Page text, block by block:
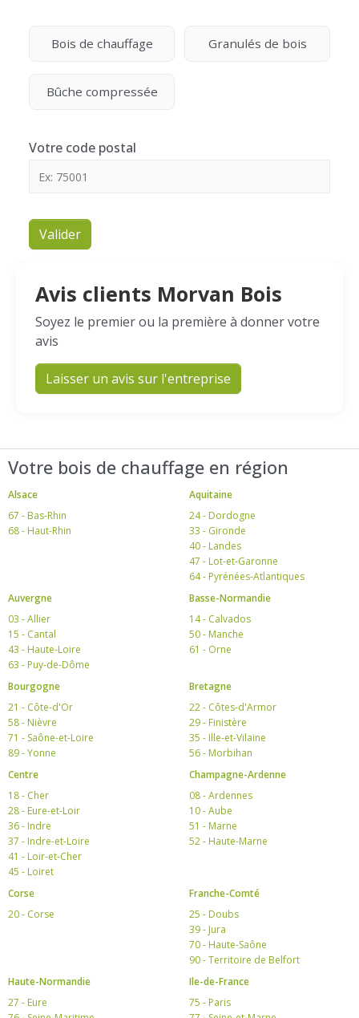
Bois de chauffage Granulés de bois
Bûche compressée
Votre code postal
Valider
Avis clients Morvan Bois
Soyez le premier ou la première à donner votre
avis
Laisser un avis sur l'entreprise
Votre bois de chauffage en région
Alsace
67 - Bas-Rhin
68 - Haut-Rhin
Aquitaine
24 - Dordogne
33 - Gironde
40 - Landes
47 - Lot-et-Garonne
64 - Pyrénées-Atlantiques
Auvergne
03 - Allier
15 - Cantal
43 - Haute-Loire
63 - Puy-de-Dôme
Basse-Normandie
14 - Calvados
50 - Manche
61 - Orne
Bourgogne
21 - Côte-d'Or
58 - Nièvre
71 - Saône-et-Loire
89 - Yonne
Bretagne
22 - Côtes-d'Armor
29 - Finistère
35 - Ille-et-Vilaine
56 - Morbihan
Centre
18 - Cher
28 - Eure-et-Loir
36 - Indre
37 - Indre-et-Loire
41 - Loir-et-Cher
45 - Loiret
Champagne-Ardenne
08 - Ardennes
10 - Aube
51 - Marne
52 - Haute-Marne
Corse
20 - Corse
Franche-Comté
25 - Doubs
39 - Jura
70 - Haute-Saône
90 - Territoire de Belfort
Haute-Normandie
27 - Eure
Ile-de-France
75 - Paris